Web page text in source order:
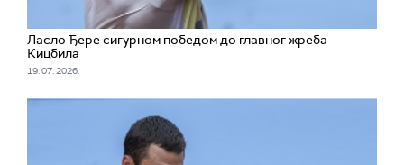
Ласло Ђере сигурном победом до главног жреба
Кицбила
19. 07. 2026.